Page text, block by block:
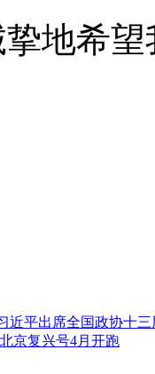
希望
近平出席全国政协十
京复兴号4月开跑